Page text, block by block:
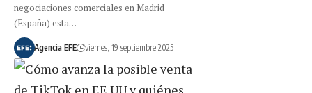
negociaciones comerciales en Madrid
(España) esta…
Agencia EFE viernes, 19 septiembre 2025